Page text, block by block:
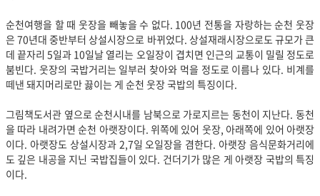
순천여행을 할 때 웃장을 빼놓을 수 없다. 100년 전통을 자랑하는 순천 웃장
은 70년대 중반부터 상설시장으로 바뀌었다. 상설재래시장으로도 규모가 큰
데 끝자리 5일과 10일날 열리는 오일장이 겹치면 인근의 교통이 밀릴 정도로
붐빈다. 웃장의 국밥거리는 일부러 찾아와 먹을 정도로 이름나 있다. 비계를
떼낸 돼지머리로만 끓이는 게 순천 웃장 국밥의 특징이다.
그림책도서관 옆으로 순천시내를 남북으로 가로지르는 동천이 지난다. 동천
을 따라 내려가면 순천 아랫장이다. 위쪽에 있어 웃장, 아래쪽에 있어 아랫장
이다. 아랫장도 상설시장과 2,7일 오일장을 겸한다. 아랫장 음식문화거리에
도 깊은 내공을 지닌 국밥집들이 있다. 건더기가 많은 게 아랫장 국밥의 특징
이다.